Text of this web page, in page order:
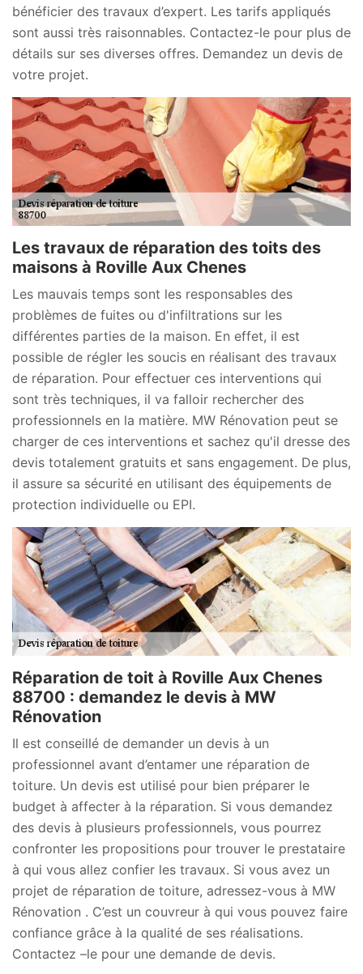
bénéficier des travaux d’expert. Les tarifs appliqués
sont aussi très raisonnables. Contactez-le pour plus de
détails sur ses diverses offres. Demandez un devis de
votre projet.
Les travaux de réparation des toits des
maisons à Roville Aux Chenes
Les mauvais temps sont les responsables des
problèmes de fuites ou d'infiltrations sur les
différentes parties de la maison. En effet, il est
possible de régler les soucis en réalisant des travaux
de réparation. Pour effectuer ces interventions qui
sont très techniques, il va falloir rechercher des
professionnels en la matière. MW Rénovation peut se
charger de ces interventions et sachez qu'il dresse des
devis totalement gratuits et sans engagement. De plus,
il assure sa sécurité en utilisant des équipements de
protection individuelle ou EPI.
Réparation de toit à Roville Aux Chenes
88700 : demandez le devis à MW
Rénovation
Il est conseillé de demander un devis à un
professionnel avant d’entamer une réparation de
toiture. Un devis est utilisé pour bien préparer le
budget à affecter à la réparation. Si vous demandez
des devis à plusieurs professionnels, vous pourrez
confronter les propositions pour trouver le prestataire
à qui vous allez confier les travaux. Si vous avez un
projet de réparation de toiture, adressez-vous à MW
Rénovation . C’est un couvreur à qui vous pouvez faire
confiance grâce à la qualité de ses réalisations.
Contactez –le pour une demande de devis.